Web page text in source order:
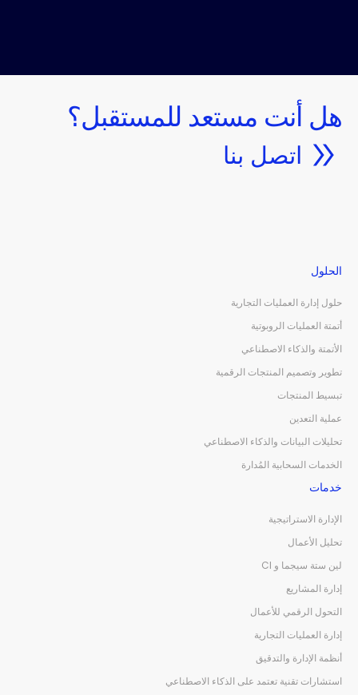
هل أنت مستعد للمستقبل؟
اتصل بنا
الحلول
حلول إدارة العمليات التجارية
أتمتة العمليات الروبوتية
الأتمتة والذكاء الاصطناعي
تطوير وتصميم المنتجات الرقمية
تبسيط المنتجات
عملية التعدين
تحليلات البيانات والذكاء الاصطناعي
الخدمات السحابية المُدارة
خدمات
الإدارة الاستراتيجية
تحليل الأعمال
لين ستة سيجما و CI
إدارة المشاريع
التحول الرقمي للأعمال
إدارة العمليات التجارية
أنظمة الإدارة والتدقيق
استشارات تقنية تعتمد على الذكاء الاصطناعي